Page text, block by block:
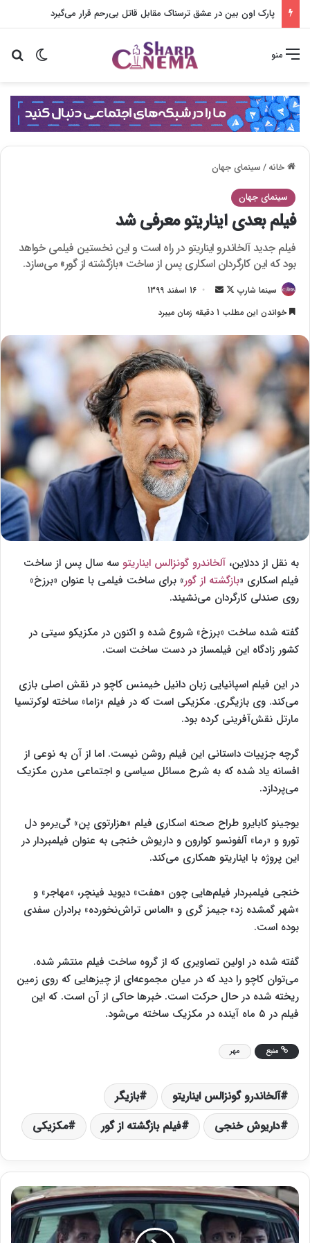
پارک اون بین در عشق ترسناک مقابل قاتل بی‌رحم قرار می‌گیرد
تغییر منو
خانه/سینمای جهان
سینمای جهان
فیلم بعدی ایناریتو معرفی شد
فیلم جدید آلخاندرو ایناریتو در راه است و این نخستین فیلمی خواهد
بود که این کارگردان اسکاری پس از ساخت «بازگشته از گور» می‌سازد.
سینما شارپ
F
l
o
w
n
X
ل
ی
م
ی
ل
16 اسفند 1399
خواندن این مطلب 1 دقیقه زمان میبرد
به نقل از ددلاین، آلخاندرو گونزالس ایناریتو سه سال پس از ساخت
فیلم اسکاری «بازگشته از گور» برای ساخت فیلمی با عنوان «برزخ»
روی صندلی کارگردان می‌نشیند.
گفته شده ساخت «برزخ» شروع شده و اکنون در مکزیکو سیتی در
کشور زادگاه این فیلمساز در دست ساخت است.
در این فیلم اسپانیایی زبان دانیل خیمنس کاچو در نقش اصلی بازی
می‌کند. وی بازیگری. مکزیکی است که در فیلم «زاما» ساخته لوکرتسیا
مارتل نقش‌آفرینی کرده بود.
گرچه جزییات داستانی این فیلم روشن نیست. اما از آن به نوعی از
افسانه یاد شده که به شرح مسائل سیاسی و اجتماعی مدرن مکزیک
می‌پردازد.
یوجینو کابایرو طراح صحنه اسکاری فیلم «هزارتوی پن» گی‌یرمو دل
تورو و «رما» آلفونسو کوارون و داریوش خنجی به عنوان فیلمبردار در
این پروژه با ایناریتو همکاری می‌کند.
خنجی فیلمبردار فیلم‌هایی چون «هفت» دیوید فینچر، «مهاجر» و
«شهر گمشده زد» جیمز گری و «الماس تراش‌نخورده» برادران سفدی
بوده است.
گفته شده در اولین تصاویری که از گروه ساخت فیلم منتشر شده.
می‌توان کاچو را دید که در میان مجموعه‌ای از چیزهایی که روی زمین
ریخته شده در حال حرکت است. خبرها حاکی از آن است. که این
فیلم در ۵ ماه آینده در مکزیک ساخته می‌شود.
منبع مهر
آلخاندرو گونزالس ایناریتو
بازیگر
داریوش خنجی
فیلم بازگشته از گور مکزیکی
س
ر
ی
ج